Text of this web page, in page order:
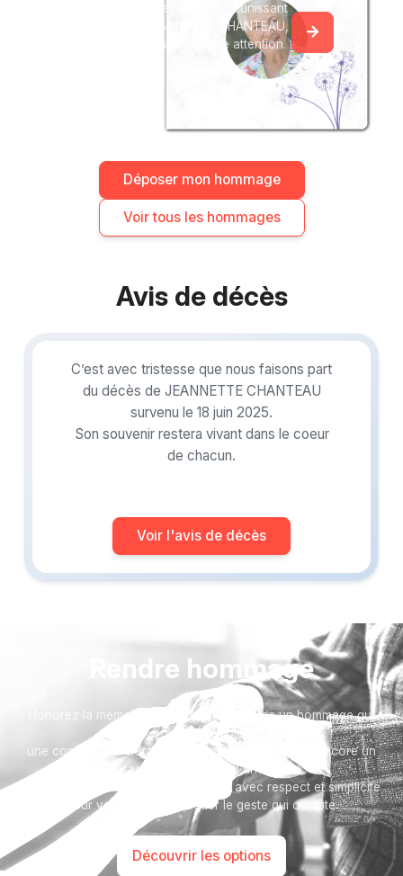
Créez un album collaboratif en réunissant
les hommages à JEANNETTE CHANTEAU,
pour vous ou pour une délicate attention.
Déposer mon hommage
Voir tous les hommages
Avis de décès
C’est avec tristesse que nous faisons part
du décès de JEANNETTE CHANTEAU
survenu le 18 juin 2025.
Son souvenir restera vivant dans le coeur
de chacun.
Voir l'avis de décès
Rendre hommage
Honorez la mémoire de votre proche avec un hommage qui
vous ressemble :
une composition florale, une plaque, un arbre, ou encore un
message accompagné d'une photo.
Toutes nos options sont présentées avec respect et simplicité
pour vous aider à marquer le geste qui compte.
Découvrir les options